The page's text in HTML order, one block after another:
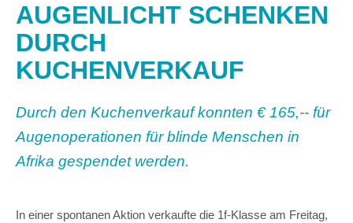
AUGENLICHT SCHENKEN
DURCH
KUCHENVERKAUF
Durch den Kuchenverkauf konnten € 165,-- für
Augenoperationen für blinde Menschen in
Afrika gespendet werden.
In einer spontanen Aktion verkaufte die 1f-Klasse am Freitag,